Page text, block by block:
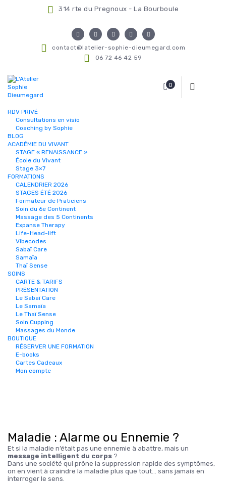
314 rte du Pregnoux - La Bourboule
contact@latelier-sophie-dieumegard.com
06 72 46 42 59
0
RDV PRIVÉ
Consultations en visio
Coaching by Sophie
BLOG
ACADÉMIE DU VIVANT
STAGE « RENAISSANCE »
École du Vivant
Stage 3×7
FORMATIONS
CALENDRIER 2026
STAGES ÉTÉ 2026
Formateur de Praticiens
Soin du 6e Continent
Massage des 5 Continents
Expanse Therapy
Life-Head-lift
Vibecodes
Sabaï Care
Samaïa
Thaï Sense
SOINS
CARTE & TARIFS
PRÉSENTATION
Le Sabaï Care
Le Samaïa
Le Thaï Sense
Soin Cupping
Massages du Monde
BOUTIQUE
RÉSERVER UNE FORMATION
E-books
Cartes Cadeaux
Mon compte
Maladie : Alarme ou Ennemie ?
Et si la maladie n’était pas une ennemie à abattre, mais un
message intelligent du corps ?
Dans une société qui prône la suppression rapide des symptômes,
on en vient à craindre la maladie plus que tout… sans jamais en
interroger le sens.